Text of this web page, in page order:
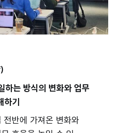
하는 방식의 변화와 업무
하기
전반에 가져온 변화와